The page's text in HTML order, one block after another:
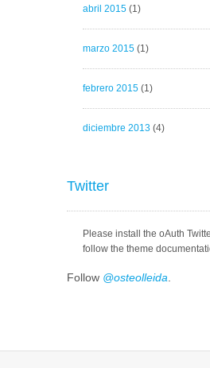
abril 2015 (1)
marzo 2015 (1)
febrero 2015 (1)
diciembre 2013 (4)
Twitter
Please install the oAuth
follow the theme
Follow @osteolleida